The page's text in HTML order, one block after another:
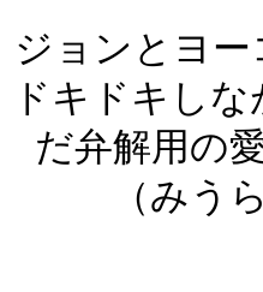
ジョンとヨ
ドキドキし
だ弁解用の
（みう